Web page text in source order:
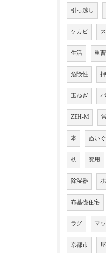
引っ越し
ケカビ
生活 重曹
危険性
玉ねぎ
ZEH-M
本 ぬい
枕 費用
除湿器
布基礎住宅
ラグ マ
京都市